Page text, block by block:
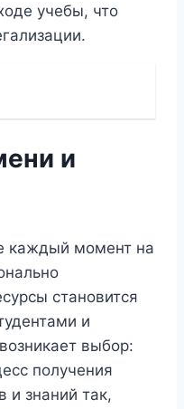
учебы, что
и
каждый момент на
становится
и
выбор:
получения
и знаний так,